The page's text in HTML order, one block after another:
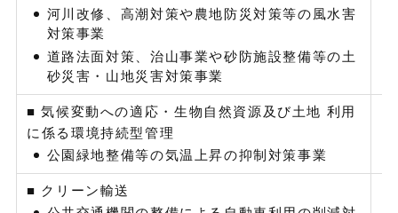
河川改修、高潮対策や農地防災対策等の風水害
対策事業
道路法面対策、治山事業や砂防施設整備等の土
砂災害・山地災害対策事業
■ 気候変動への適応・生物自然資源及び土地 利用
に係る環境持続型管理
公園緑地整備等の気温上昇の抑制対策事業
■ クリーン輸送